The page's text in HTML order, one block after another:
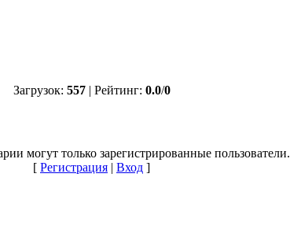
Загрузок: 557| Рейтинг: 0.0/0
могут только зарегистрированные пользователи.
[ Регистрация | Вход ]